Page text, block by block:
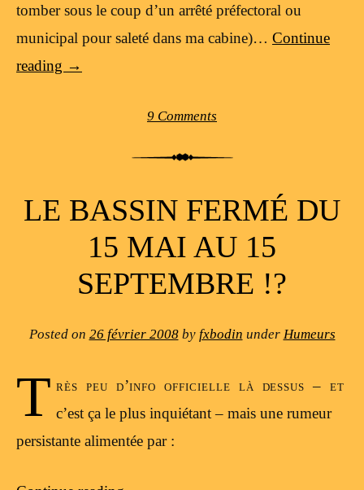
tomber sous le coup d’un arrêté préfectoral ou
municipal pour saleté dans ma cabine)… Continue
reading →
9 Comments
LE BASSIN FERMÉ DU
15 MAI AU 15
SEPTEMBRE !?
Posted on 26 février 2008by fxbodin under Humeurs
T rès peu d’info officielle là dessus – et
c’est ça le plus inquiétant – mais une rumeur
persistante alimentée par :